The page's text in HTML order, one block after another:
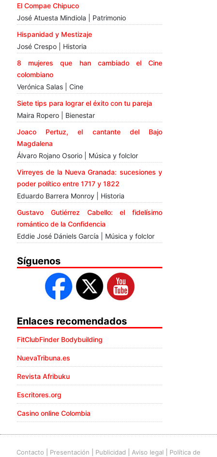
El Compae Chipuco
José Atuesta Mindiola | Patrimonio
Hispanidad y Mestizaje
José Crespo | Historia
8 mujeres que han cambiado el Cine
colombiano
Verónica Salas | Cine
Siete tips para lograr el éxito con tu pareja
Maira Ropero | Bienestar
Joaco Pertuz, el cantante del Bajo
Magdalena
Álvaro Rojano Osorio | Música y folclor
Virreyes de la Nueva Granada: sucesiones y
poder político entre 1717 y 1822
Eduardo Barrera Monroy | Historia
Gustavo Gutiérrez Cabello: el fidelísimo
romántico de la Confidencia
Eddie José Dániels García | Música y folclor
Síguenos
Enlaces recomendados
FitClubFinder Bodybuilding
NuevaTribuna.es
Revista Afribuku
Escritores.org
Casino online Colombia
Contacto Presentación Publicidad Aviso legal Política de